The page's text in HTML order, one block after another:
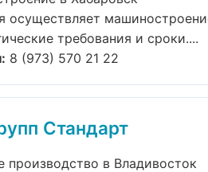
осуществляет
требования и сроки....
8 (973) 570 21 22
Стандарт
производство в Владивосток